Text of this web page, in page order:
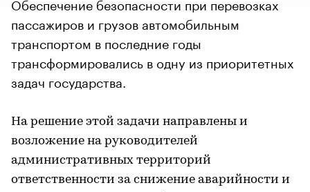
пассажиров и грузов автомобильным
транспортом в последние годы
трансформировались в одну из приоритетных
задач государства.
На решение этой задачи направлены и
возложение на руководителей
административных территорий
ответственности за снижение аварийности и